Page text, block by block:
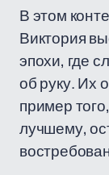
В этом
Виктория
эпохи, где
об руку. Их
пример
лучшему,